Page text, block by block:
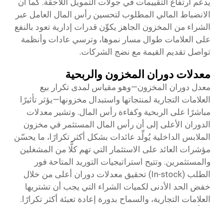
يدعم ارتفاع التقييمات في جولات التمويل اللاحقة. كما أن
الانضباط المالي المطلوب لتحسين رأس المال العامل عبر
الشراء من المخزون الجاهز يكوِّن قدرات إدارية تعود بالنفع
على العلامات طوال مسار نموها، وترسي عادات وأنظمة
تواصل تقديم القيمة مع نضج الشركات.
معدلات دوران المخزون والربحية
معدل دوران المخزون—وهو مقياس لمدى تكرار بيع
العلامات التجارية لمنتجاتها واستبدال مخزونها—يؤثر تأثيرًا
مباشرًا على الربحية وكفاءة رأس المال. وتشير معدلات
الدوران الأعلى إلى أن رأس المال المستثمر في مخزون
الملابس الداخلية يُولِّد عائدات بشكل أكثر تكرارًا، ما يحسّن
مؤشرات العائد على الاستثمار التي تهم كلًّا من المشغلين
والمستثمرين. وتتيح استراتيجيات التوريد المتاحة فور
الطلب (In-stock) تحقيق معدلات دوران أعلى من خلال
خفض الحد الأدنى لكميات الشراء التي يجب أن تشتريها
العلامات التجارية، والسماح بدورة إعادة تعبئة أكثر تكرارًا.